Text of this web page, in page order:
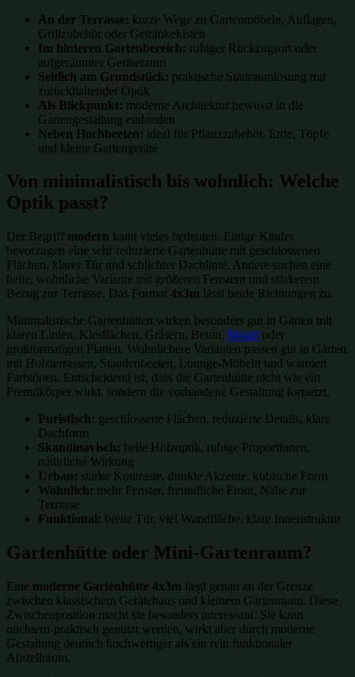
An der Terrasse: kurze Wege zu Gartenmöbeln, Auflagen,
Grillzubehör oder Getränkekisten
Im hinteren Gartenbereich: ruhiger Rückzugsort oder
aufgeräumter Geräteraum
Seitlich am Grundstück: praktische Stauraumlösung mit
zurückhaltender Optik
Als Blickpunkt: moderne Architektur bewusst in die
Gartengestaltung einbinden
Neben Hochbeeten: ideal für Pflanzzubehör, Erde, Töpfe
und kleine Gartengeräte
Von minimalistisch bis wohnlich: Welche
Optik passt?
Der Begriff modern kann vieles bedeuten. Einige Käufer
bevorzugen eine sehr reduzierte Gartenhütte mit geschlossenen
Flächen, klarer Tür und schlichter Dachlinie. Andere suchen eine
helle, wohnliche Variante mit größeren Fenstern und stärkerem
Bezug zur Terrasse. Das Format 4x3m lässt beide Richtungen zu.
Minimalistische Gartenhütten wirken besonders gut in Gärten mit
klaren Linien, Kiesflächen, Gräsern, Beton, Metall oder
großformatigen Platten. Wohnlichere Varianten passen gut in Gärten
mit Holzterrassen, Staudenbeeten, Lounge-Möbeln und warmen
Farbtönen. Entscheidend ist, dass die Gartenhütte nicht wie ein
Fremdkörper wirkt, sondern die vorhandene Gestaltung fortsetzt.
Puristisch: geschlossene Flächen, reduzierte Details, klare
Dachform
Skandinavisch: helle Holzoptik, ruhige Proportionen,
natürliche Wirkung
Urban: starke Kontraste, dunkle Akzente, kubische Form
Wohnlich: mehr Fenster, freundliche Front, Nähe zur
Terrasse
Funktional: breite Tür, viel Wandfläche, klare Innenstruktur
Gartenhütte oder Mini-Gartenraum?
Eine moderne Gartenhütte 4x3m liegt genau an der Grenze
zwischen klassischem Gerätehaus und kleinem Gartenraum. Diese
Zwischenposition macht sie besonders interessant. Sie kann
nüchtern-praktisch genutzt werden, wirkt aber durch moderne
Gestaltung deutlich hochwertiger als ein rein funktionaler
Abstellraum.